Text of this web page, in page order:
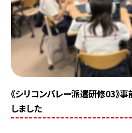
《シリコンバレー派遣研修03》
しました